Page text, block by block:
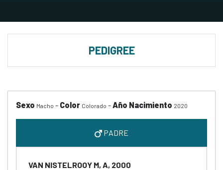
PEDIGREE
Sexo Macho - Color Colorado -Año Nacimiento 2020
PADRE
VAN NISTELROOY M, A, 2000